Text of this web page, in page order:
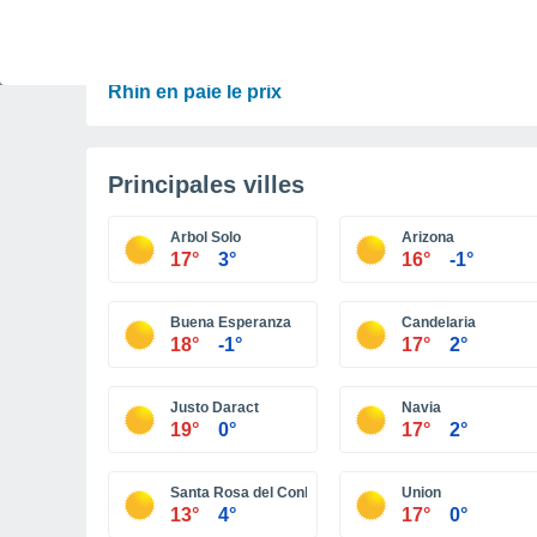
Rhin en paie le prix
Principales villes
Arbol Solo
17° 3°
Arizona
16° -1°
Buena Esperanza
18° -1°
Candelaria
17° 2°
Justo Daract
19° 0°
Navia
17° 2°
Santa Rosa del Conlara
13° 4°
Union
17° 0°